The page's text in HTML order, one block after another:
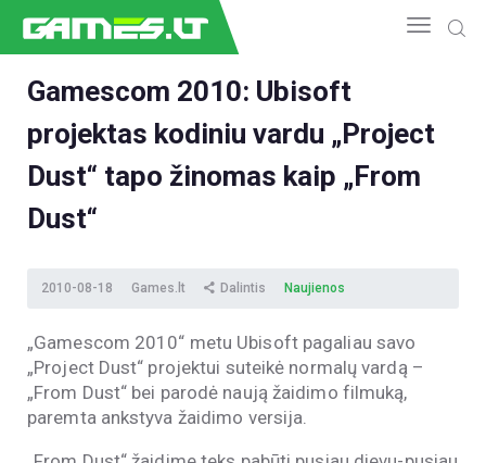
NAUJIENOS
GAMEDEV
APŽVALGOS
Gamescom 2010: Ubisoft
projektas kodiniu vardu „Project
Dust“ tapo žinomas kaip „From
Dust“
2010-08-18 Games.lt Dalintis Naujienos
„Gamescom 2010“ metu Ubisoft pagaliau savo
„Project Dust“ projektui suteikė normalų vardą –
„From Dust“ bei parodė naują žaidimo filmuką,
paremta ankstyva žaidimo versija.